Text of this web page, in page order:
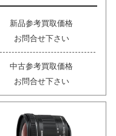
新品参考買取価格
お問合せ下さい
中古参考買取価格
お問合せ下さい